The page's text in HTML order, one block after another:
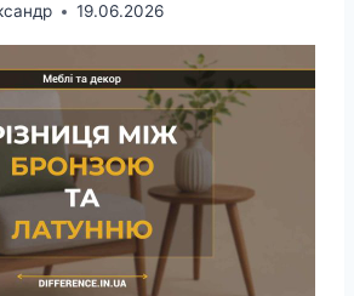
19.06.2026